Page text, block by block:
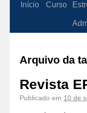
Início Curso
Arquivo da
Revista
Publicado em 10 de